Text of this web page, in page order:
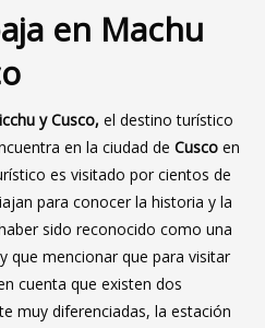
en Machu
y Cusco, el destino turístico
en la ciudad de Cusco en
es visitado por cientos de
para conocer la historia y la
sido reconocido como una
que mencionar que para visitar
cuenta que existen dos
muy diferenciadas, la estación